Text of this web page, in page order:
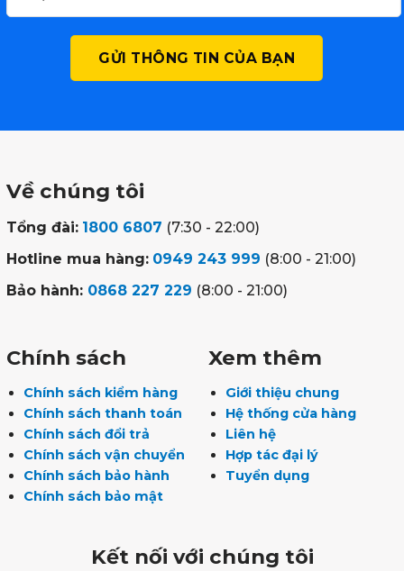
Về chúng tôi
Tổng đài: 1800 6807 (7:30 - 22:00)
Hotline mua hàng: 0949 243 999 (8:00 - 21:00)
Bảo hành: 0868 227 229 (8:00 - 21:00)
Chính sách
Chính sách kiểm hàng
Chính sách thanh toán
Chính sách đổi trả
Chính sách vận chuyển
Chính sách bảo hành
Chính sách bảo mật
Xem thêm
Giới thiệu chung
Hệ thống cửa hàng
Liên hệ
Hợp tác đại lý
Tuyển dụng
Kết nối với chúng tôi